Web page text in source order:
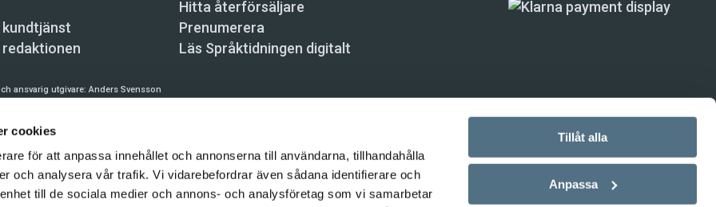
cookies
för att anpassa innehållet och annonserna till användarna, tillhandahålla
och analysera vår trafik. Vi vidarebefordrar även sådana identifierare och
till de sociala medier och annons- och analysföretag som vi samarbetar
Tillåt alla
Anpassa
Hitta återförsäljare
Prenumerera
Läs Språktidningen digitalt
ansvarig utgivare:Anders Svensson
automatiska tjänster och maskinläsbara metoder (robotar, spiders, indexering och liknande) är inte
på denna webbplats är upphovsrättsligt skyddat.